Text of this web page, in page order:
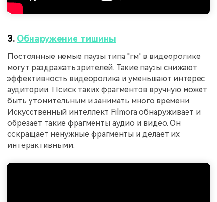
3. Обнаружение тишины
Постоянные немые паузы типа "гм" в видеоролике
могут раздражать зрителей. Такие паузы снижают
эффективность видеоролика и уменьшают интерес
аудитории. Поиск таких фрагментов вручную может
быть утомительным и занимать много времени.
Искусственный интеллект Filmora обнаруживает и
обрезает такие фрагменты аудио и видео. Он
сокращает ненужные фрагменты и делает их
интерактивными.